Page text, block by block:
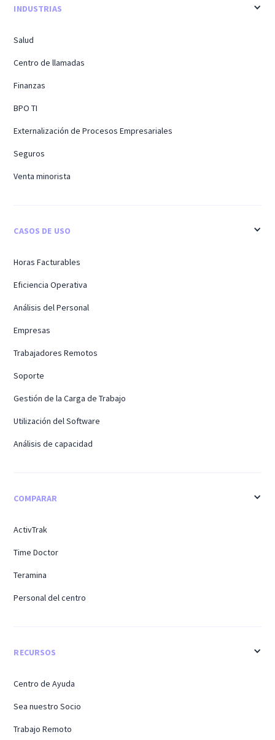
INDUSTRIAS
Salud
Centro de llamadas
Finanzas
BPO TI
Externalización de Procesos Empresariales
Seguros
Venta minorista
CASOS DE USO
Horas Facturables
Eficiencia Operativa
Análisis del Personal
Empresas
Trabajadores Remotos
Soporte
Gestión de la Carga de Trabajo
Utilización del Software
Análisis de capacidad
COMPARAR
ActivTrak
Time Doctor
Teramina
Personal del centro
RECURSOS
Centro de Ayuda
Sea nuestro Socio
Trabajo Remoto